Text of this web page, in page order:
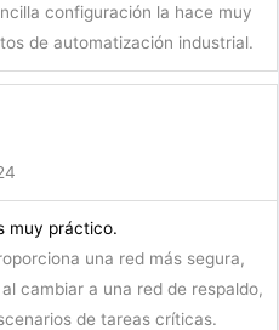
configuración la hace muy
de automatización industrial.
muy práctico.
una red más segura,
cambiar a una red de respaldo,
de tareas críticas.